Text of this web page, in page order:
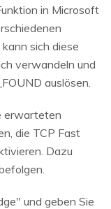
in Microsoft
sich diese
verwandeln und
auslösen.
erwarteten
die TCP Fast
Dazu
und geben Sie